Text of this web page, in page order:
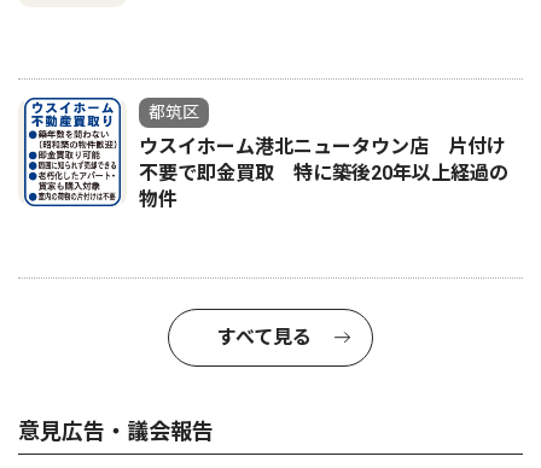
都筑区
ウスイホーム港北ニュータウン店 片付け
不要で即金買取 特に築後20年以上経過の
物件
すべて見る
意見広告・議会報告